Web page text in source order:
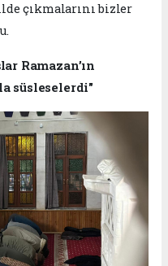
çıkmalarını bizler
Ramazan’ın
süsleselerdi"